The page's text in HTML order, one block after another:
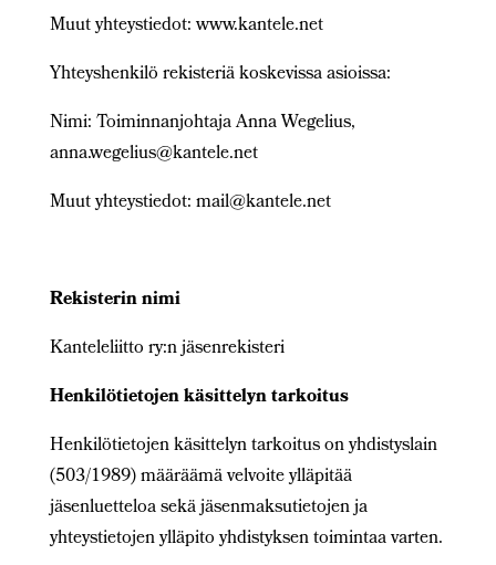
Muut yhteystiedot:www.kantele.net
Yhteyshenkilö rekisteriä koskevissa asioissa:
Nimi:Toiminnanjohtaja Anna Wegelius,
anna.wegelius@kantele.net
Muut yhteystiedot:mail@kantele.net
Rekisterin nimi
Kanteleliitto ry:n jäsenrekisteri
Henkilötietojen käsittelyn tarkoitus
Henkilötietojen käsittelyn tarkoitus on yhdistyslain
(503/1989) määräämä velvoite ylläpitää
jäsenluetteloa sekä jäsenmaksutietojen ja
yhteystietojen ylläpito yhdistyksen toimintaa varten.